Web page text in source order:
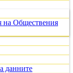
на Обществения
данните